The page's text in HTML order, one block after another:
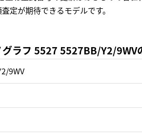
定が期待できるモデルです。
グラフ 5527 5527BB/Y2/9WV
9WV